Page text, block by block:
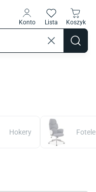
Konto Lista Koszyk
Hokery